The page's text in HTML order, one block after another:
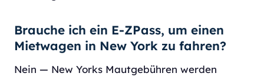
Brauche ich ein E-ZPass, um einen
Mietwagen in New York zu fahren?
Nein — New Yorks Mautgebühren werden